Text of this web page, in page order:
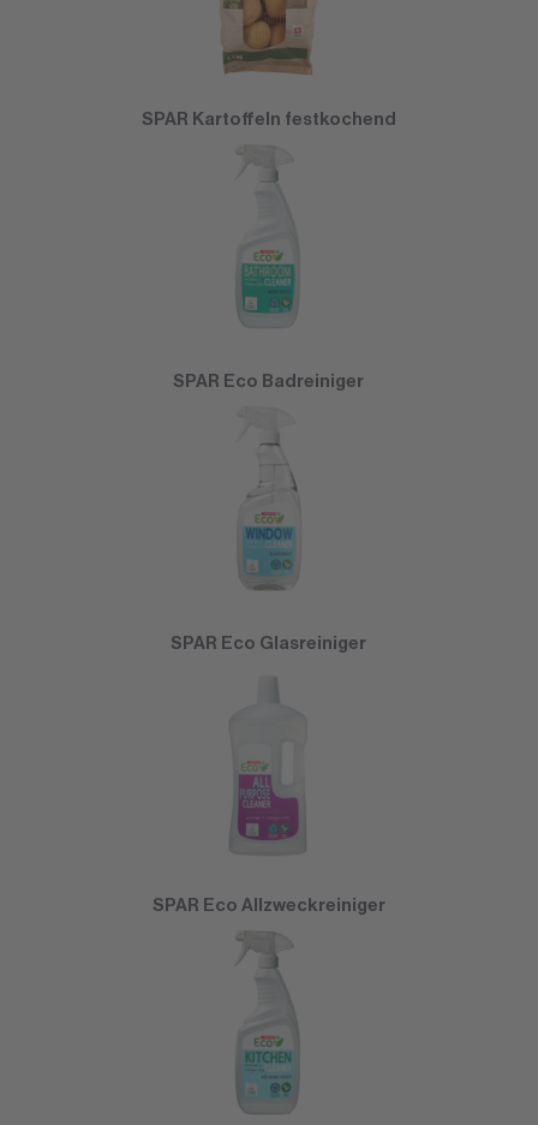
SPAR Kartoffeln festkochend
SPAR Eco Badreiniger
SPAR Eco Glasreiniger
SPAR Eco Allzweckreiniger